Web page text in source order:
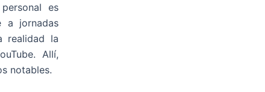
es
a jornadas
realidad la
Allí,
notables.